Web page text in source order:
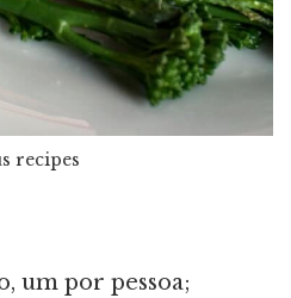
recipes
um por pessoa;